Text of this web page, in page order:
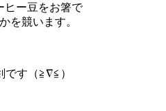
ヒー豆をお箸で
を競います。
です（≧∇≦）